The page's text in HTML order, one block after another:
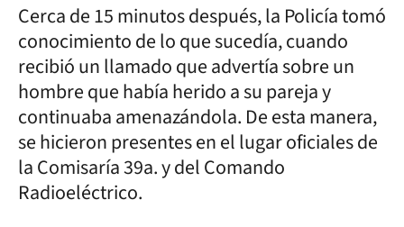
Cerca de 15 minutos después, la Policía tomó
conocimiento de lo que sucedía, cuando
recibió un llamado que advertía sobre un
hombre que había herido a su pareja y
continuaba amenazándola. De esta manera,
se hicieron presentes en el lugar oficiales de
la Comisaría 39a. y del Comando
Radioeléctrico.